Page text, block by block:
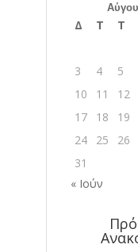
Δ Τ Τ
3
4 5
10
11 12
17
18 19
24
25 26
31
« Ιούν